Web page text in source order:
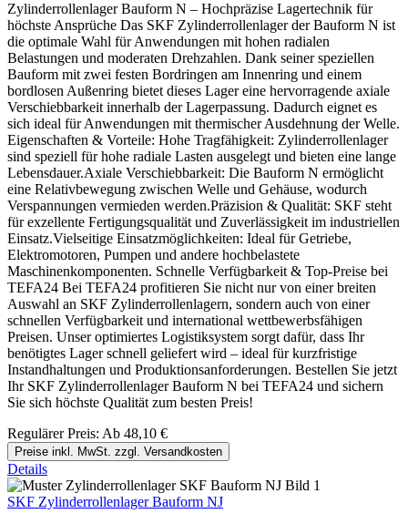
Zylinderrollenlager Bauform N – Hochpräzise Lagertechnik für
höchste Ansprüche Das SKF Zylinderrollenlager der Bauform N ist
die optimale Wahl für Anwendungen mit hohen radialen
Belastungen und moderaten Drehzahlen. Dank seiner speziellen
Bauform mit zwei festen Bordringen am Innenring und einem
bordlosen Außenring bietet dieses Lager eine hervorragende axiale
Verschiebbarkeit innerhalb der Lagerpassung. Dadurch eignet es
sich ideal für Anwendungen mit thermischer Ausdehnung der Welle.
Eigenschaften & Vorteile: Hohe Tragfähigkeit: Zylinderrollenlager
sind speziell für hohe radiale Lasten ausgelegt und bieten eine lange
Lebensdauer.Axiale Verschiebbarkeit: Die Bauform N ermöglicht
eine Relativbewegung zwischen Welle und Gehäuse, wodurch
Verspannungen vermieden werden.Präzision & Qualität: SKF steht
für exzellente Fertigungsqualität und Zuverlässigkeit im industriellen
Einsatz.Vielseitige Einsatzmöglichkeiten: Ideal für Getriebe,
Elektromotoren, Pumpen und andere hochbelastete
Maschinenkomponenten. Schnelle Verfügbarkeit & Top-Preise bei
TEFA24 Bei TEFA24 profitieren Sie nicht nur von einer breiten
Auswahl an SKF Zylinderrollenlagern, sondern auch von einer
schnellen Verfügbarkeit und international wettbewerbsfähigen
Preisen. Unser optimiertes Logistiksystem sorgt dafür, dass Ihr
benötigtes Lager schnell geliefert wird – ideal für kurzfristige
Instandhaltungen und Produktionsanforderungen. Bestellen Sie jetzt
Ihr SKF Zylinderrollenlager Bauform N bei TEFA24 und sichern
Sie sich höchste Qualität zum besten Preis!
Regulärer Preis: Ab 48,10 €
Preise inkl. MwSt. zzgl. Versandkosten
Details
SKF Zylinderrollenlager Bauform NJ